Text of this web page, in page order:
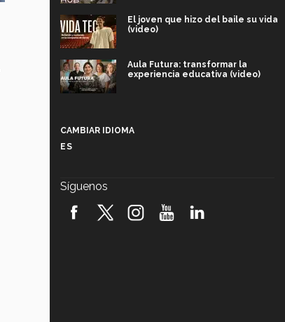
El joven que hizo del baile su vida
(video)
Aula Futura: transformar la
experiencia educativa (video)
robótica FIRST 2026! (video)
CAMBIAR IDIOMA
ES
Síguenos